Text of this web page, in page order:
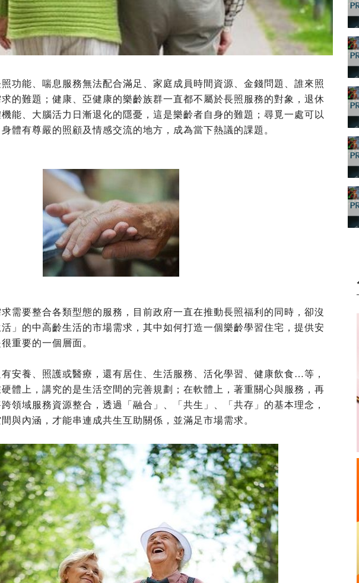
功能、喘息服務無法配合滿足、家庭成員時間資源、金錢問題、誰來照
的難題；健康、亞健康的樂齡族群一直都不屬於長照服務的對象，退休
能、大腦活力日漸退化的隱憂，這是樂齡者自身的難題；尋覓一處可以
體有尊嚴的照顧及情感交流的地方，成為當下熱議的課題。
需要整合各類型態的服務，目前政府一直在推動長照福利的同時，卻沒
」的中高齡生活的市場需求，其中如何打造一個樂齡學習住宅，提供安
重要的一個層面。
安養、照護或醫療，還有居住、生活服務、活化學習、健康飲食…等，
體上，講究的是生活空間的完善規劃；在軟體上，著重關心與服務，再
領域服務資源整合，透過「融合」、「共生」、「共存」的基本理念，
與內涵，才能串連成共生互助關係，並滿足市場需求。